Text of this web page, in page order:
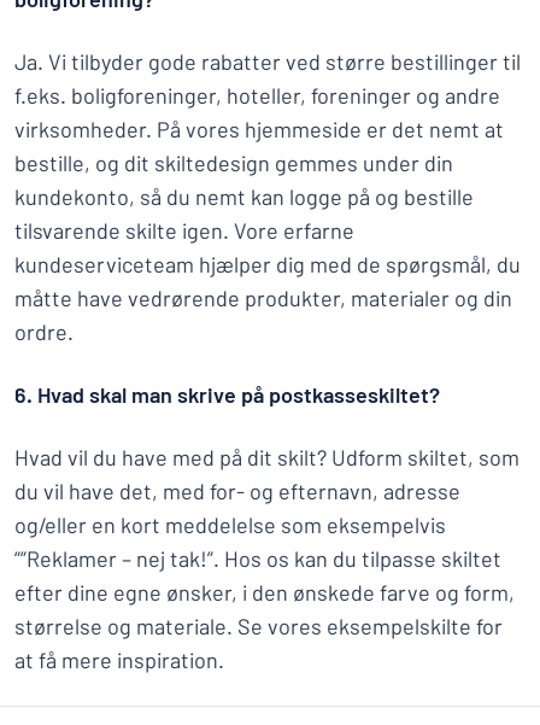
Ja. Vi tilbyder gode rabatter ved større bestillinger til
f.eks. boligforeninger, hoteller, foreninger og andre
virksomheder. På vores hjemmeside er det nemt at
bestille, og dit skiltedesign gemmes under din
kundekonto, så du nemt kan logge på og bestille
tilsvarende skilte igen. Vore erfarne
kundeserviceteam hjælper dig med de spørgsmål, du
måtte have vedrørende produkter, materialer og din
ordre.
6. Hvad skal man skrive på postkasseskiltet?
Hvad vil du have med på dit skilt? Udform skiltet, som
du vil have det, med for- og efternavn, adresse
og/eller en kort meddelelse som eksempelvis
””Reklamer – nej tak!”. Hos os kan du tilpasse skiltet
efter dine egne ønsker, i den ønskede farve og form,
størrelse og materiale. Se vores eksempelskilte for
at få mere inspiration.